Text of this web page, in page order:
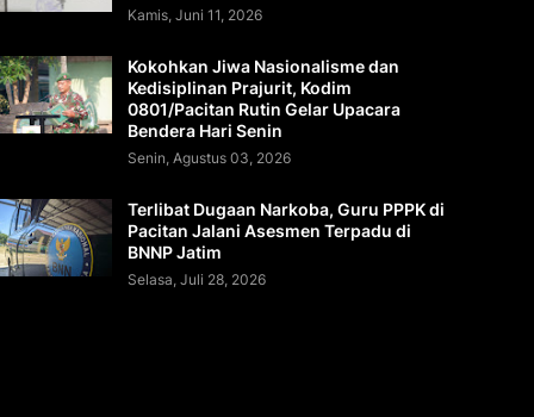
Kamis, Juni 11, 2026
Kokohkan Jiwa Nasionalisme dan
Kedisiplinan Prajurit, Kodim
0801/Pacitan Rutin Gelar Upacara
Bendera Hari Senin
Senin, Agustus 03, 2026
Terlibat Dugaan Narkoba, Guru PPPK di
Pacitan Jalani Asesmen Terpadu di
BNNP Jatim
Selasa, Juli 28, 2026